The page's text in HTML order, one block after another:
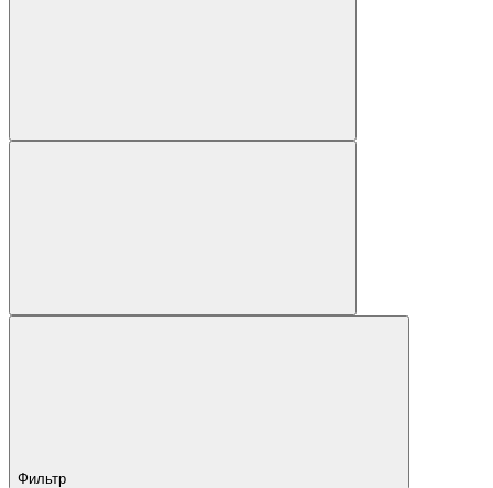
Фильтр